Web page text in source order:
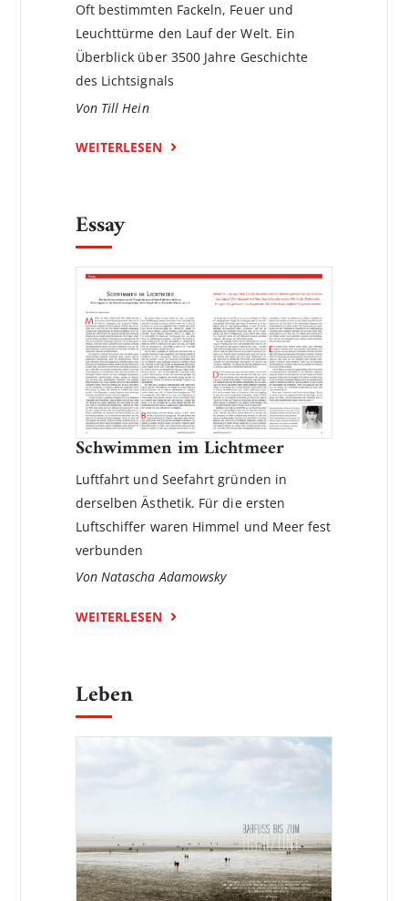
Oft bestimmten Fackeln, Feuer und
Leuchttürme den Lauf der Welt. Ein
Überblick über 3500 Jahre Geschichte
des Lichtsignals
Von Till Hein
WEITERLESEN
Essay
Schwimmen im Lichtmeer
Luftfahrt und Seefahrt gründen in
derselben Ästhetik. Für die ersten
Luftschiffer waren Himmel und Meer fest
verbunden
Von Natascha Adamowsky
WEITERLESEN
Leben